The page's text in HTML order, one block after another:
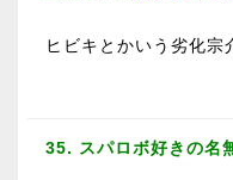
ヒビキとかいう劣化宗
35. スパロボ好きの名